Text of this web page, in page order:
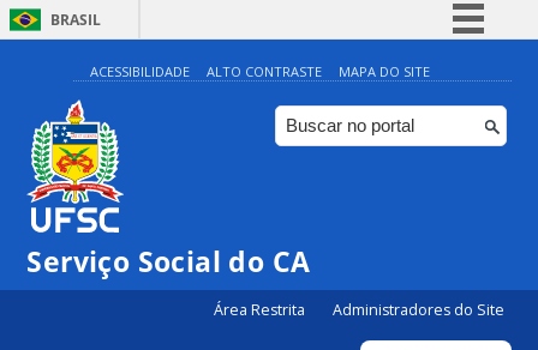
BRASIL
Simplifique!
Comunica BR
Participe
ACESSIBILIDADE ALTO CONTRASTE MAPA DO SITE
Serviço Social do CA
Área Restrita Administradores do Site